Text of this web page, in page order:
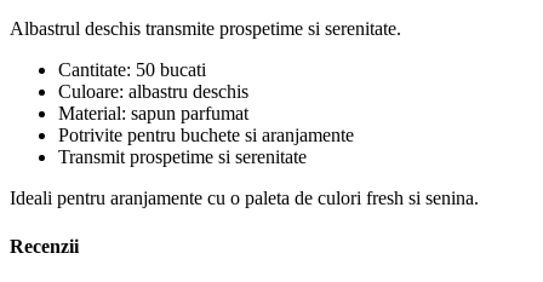
Albastrul deschis transmite prospetime si serenitate.
Cantitate: 50 bucati
Culoare: albastru deschis
Material: sapun parfumat
Potrivite pentru buchete si aranjamente
Transmit prospetime si serenitate
Ideali pentru aranjamente cu o paleta de culori fresh si senina.
Recenzii